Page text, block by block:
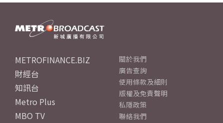
METROFINANCE.BIZ
財經台
知訊台
Metro Plus
MBO TV
關於我們
廣告查詢
使用條款及細則
版權及免責聲明
私隱政策
聯絡我們